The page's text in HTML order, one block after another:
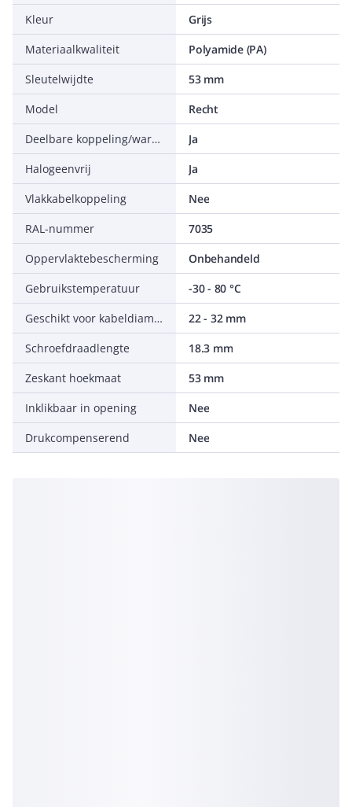
Kleur
Grijs
Materiaalkwaliteit
Polyamide (PA)
Sleutelwijdte
53 mm
Model
Recht
Deelbare koppeling/wartel
Ja
Halogeenvrij
Ja
Vlakkabelkoppeling
Nee
RAL-nummer
7035
Oppervlaktebescherming
Onbehandeld
Gebruikstemperatuur
-30 - 80 °C
Geschikt voor kabeldiameter
22 - 32 mm
Schroefdraadlengte
18.3 mm
Zeskant hoekmaat
53 mm
Inklikbaar in opening
Nee
Drukcompenserend
Nee